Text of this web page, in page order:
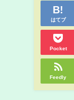
はてブ
Pocket
Feedly